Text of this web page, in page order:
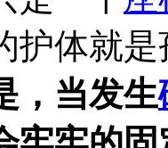
护体就
，当发生